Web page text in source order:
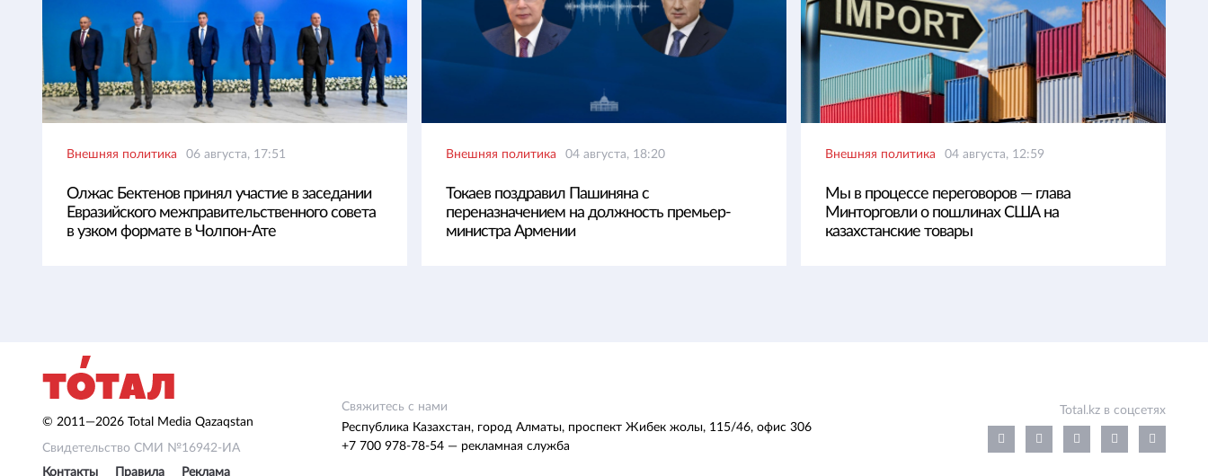
Внешняя политика 06 августа, 17:51
Олжас Бектенов принял участие в заседании
Евразийского межправительственного совета
в узком формате в Чолпон-Ате
Внешняя политика 04 августа, 18:20
Токаев поздравил Пашиняна с
переназначением на должность премьер-
министра Армении
Внешняя политика 04 августа, 12:59
Мы в процессе переговоров — глава
Минторговли о пошлинах США на
казахстанские товары
© 2011—2026 Total Media Qazaqstan
Свидетельство СМИ №16942-ИА
Контакты
Правила Реклама
Свяжитесь с нами
Республика Казахстан, город Алматы, проспект Жибек жолы, 115/46, офис 306
+7 700 978-78-54 — рекламная служба
Total.kz в соцсетях